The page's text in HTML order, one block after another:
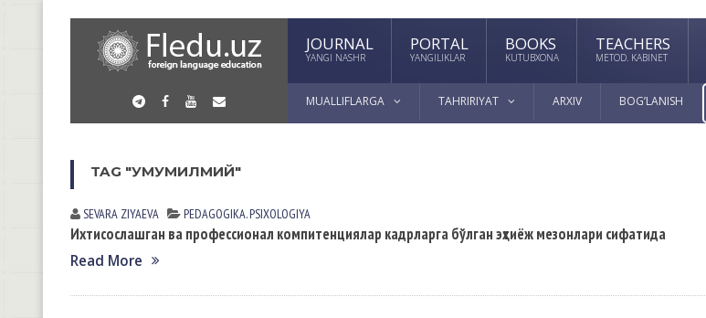
JOURNAL
YANGI NASHR
PORTAL
YANGILIKLAR
BOOKS
KUTUBXONA
TEACHERS
METOD. KABINET
MUALLIFLARGA TAHRIRIYAT ARXIV BOG’LANISH
TAG "УМУМИЛМИЙ"
SEVARA ZIYAEVА PEDАGOGIKА. PSIXOLOGIYA
Ихтисослашган ва профессионал компитенциялар кадрларга бўлган эҳтиёж мезонлари сифатида
Read More